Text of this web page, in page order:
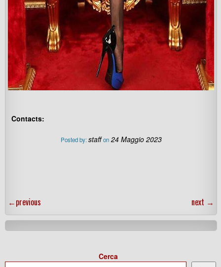
Contacts:
Posted by:staff on 24 Maggio 2023
←previous next →
Cerca